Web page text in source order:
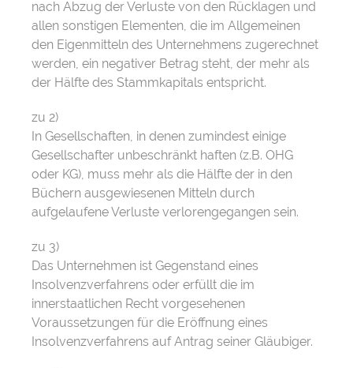
nach Abzug der Verluste von den Rücklagen und
allen sonstigen Elementen, die im Allgemeinen
den Eigenmitteln des Unternehmens zugerechnet
werden, ein negativer Betrag steht, der mehr als
der Hälfte des Stammkapitals entspricht.
zu 2)
In Gesellschaften, in denen zumindest einige
Gesellschafter unbeschränkt haften (z.B. OHG
oder KG), muss mehr als die Hälfte der in den
Büchern ausgewiesenen Mitteln durch
aufgelaufene Verluste verlorengegangen sein.
zu 3)
Das Unternehmen ist Gegenstand eines
Insolvenzverfahrens oder erfüllt die im
innerstaatlichen Recht vorgesehenen
Voraussetzungen für die Eröffnung eines
Insolvenzverfahrens auf Antrag seiner Gläubiger.